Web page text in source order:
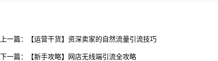
上一篇： 【运营干货】资深卖家的自然流量引流技巧
下一篇： 【新手攻略】网店无线端引流全攻略